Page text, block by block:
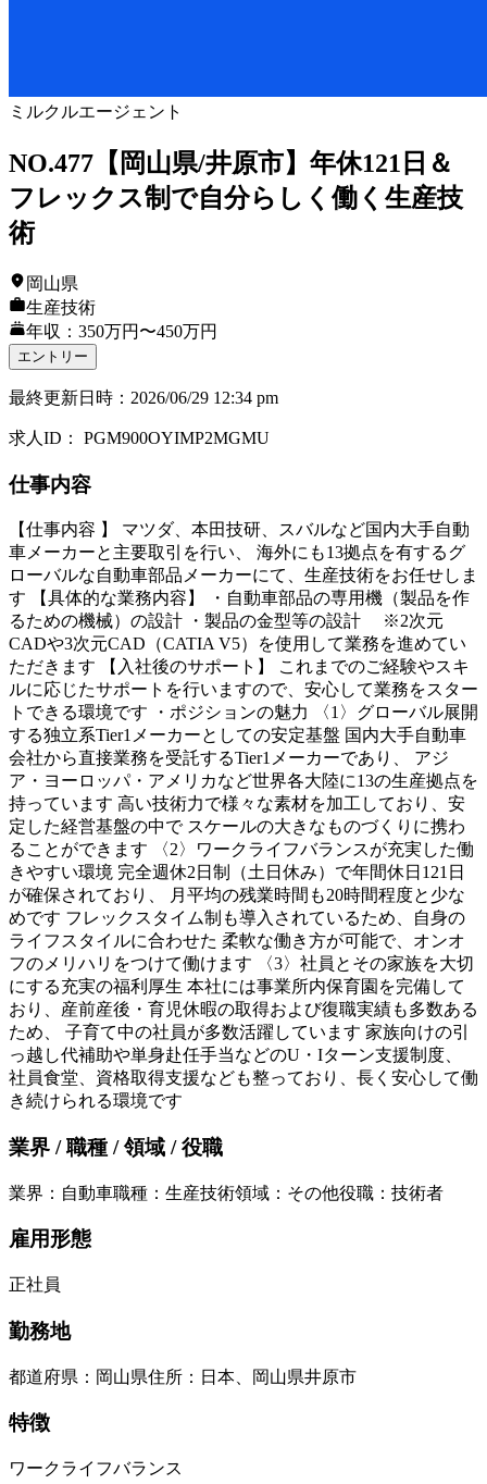
ミルクルエージェント
NO.477【岡山県/井原市】年休121日＆
フレックス制で自分らしく働く生産技
術
岡山県
生産技術
年収：350万円〜450万円
エントリー
最終更新日時 ： 2026/06/29 12:34 pm
求人ID ： PGM900OYIMP2MGMU
仕事内容
【仕事内容 】 マツダ、本田技研、スバルなど国内大手自動
車メーカーと主要取引を行い、 海外にも13拠点を有するグ
ローバルな自動車部品メーカーにて、生産技術をお任せしま
す 【具体的な業務内容】 ・自動車部品の専用機（製品を作
るための機械）の設計 ・製品の金型等の設計 ※2次元
CADや3次元CAD（CATIA V5）を使用して業務を進めてい
ただきます 【入社後のサポート】 これまでのご経験やスキ
ルに応じたサポートを行いますので、安心して業務をスター
トできる環境です ・ポジションの魅力 〈1〉グローバル展開
する独立系Tier1メーカーとしての安定基盤 国内大手自動車
会社から直接業務を受託するTier1メーカーであり、 アジ
ア・ヨーロッパ・アメリカなど世界各大陸に13の生産拠点を
持っています 高い技術力で様々な素材を加工しており、安
定した経営基盤の中で スケールの大きなものづくりに携わ
ることができます 〈2〉ワークライフバランスが充実した働
きやすい環境 完全週休2日制（土日休み）で年間休日121日
が確保されており、 月平均の残業時間も20時間程度と少な
めです フレックスタイム制も導入されているため、自身の
ライフスタイルに合わせた 柔軟な働き方が可能で、オンオ
フのメリハリをつけて働けます 〈3〉社員とその家族を大切
にする充実の福利厚生 本社には事業所内保育園を完備して
おり、産前産後・育児休暇の取得および復職実績も多数ある
ため、 子育て中の社員が多数活躍しています 家族向けの引
っ越し代補助や単身赴任手当などのU・Iターン支援制度、
社員食堂、資格取得支援なども整っており、長く安心して働
き続けられる環境です
業界 / 職種 / 領域 / 役職
業界 ： 自動車職種 ： 生産技術領域 ： その他役職 ： 技術者
雇用形態
正社員
勤務地
都道府県 ： 岡山県住所 ： 日本、岡山県井原市
特徴
ワークライフバランス